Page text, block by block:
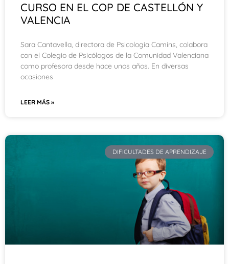
CURSO EN EL COP DE CASTELLÓN Y
VALENCIA
Sara Cantavella, directora de Psicología Camins, colabora
con el Colegio de Psicólogos de la Comunidad Valenciana
como profesora desde hace unos años. En diversas
ocasiones
LEER MÁS »
DIFICULTADES DE APRENDIZAJE